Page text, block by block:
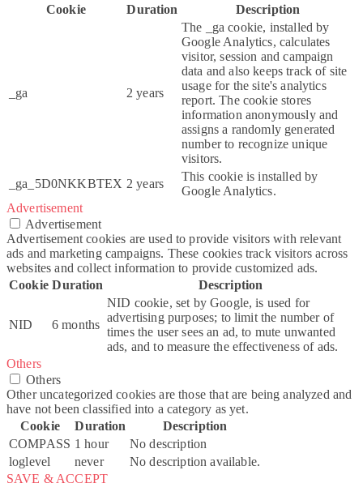
Cookie
Duration Description
_ga 2 years
The _ga cookie, installed by
Google Analytics, calculates
visitor, session and campaign
data and also keeps track of site
usage for the site's analytics
report. The cookie stores
information anonymously and
assigns a randomly generated
number to recognize unique
visitors.
_ga_5D0NKKBTEX 2 years
This cookie is installed by
Google Analytics.
Advertisement
Advertisement
Advertisement cookies are used to provide visitors with relevant
ads and marketing campaigns. These cookies track visitors across
websites and collect information to provide customized ads.
Cookie Duration Description
NID 6 months
NID cookie, set by Google, is used for
advertising purposes; to limit the number of
times the user sees an ad, to mute unwanted
ads, and to measure the effectiveness of ads.
Others
Others
Other uncategorized cookies are those that are being analyzed and
have not been classified into a category as yet.
Cookie
Duration
Description
COMPASS 1 hour
No description
loglevel
never
No description available.
SAVE & ACCEPT